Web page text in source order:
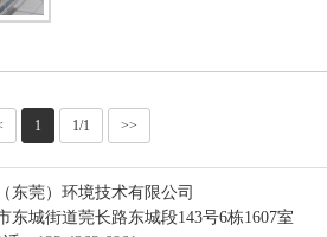
1 1/1 >>
东莞）环境技术有限公司
东城街道莞长路东城段143号6栋1607室